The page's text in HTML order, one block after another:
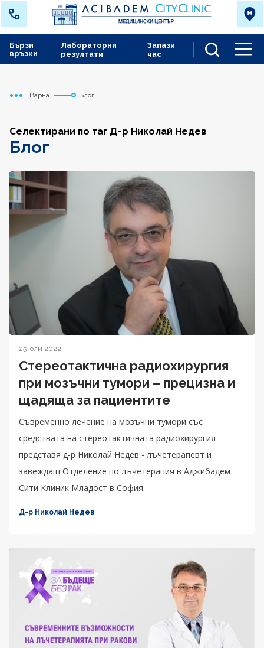
Лабораторни
резултати
Запази
час
Бързи
връзки
Начало
Варна Блог
Селектирани по таг Д-р Николай Недев
Блог
25 юли 2022
Стереотактична радиохирургия
при мозъчни тумори – прецизна и
щадяща за пациентите
Съвременно лечение на мозъчни тумори със
средствата на стереотактичната радиохирургия
представя д-р Николай Недев - лъчетерапевт и
завеждащ Отделение по лъчетерапия в Аджибадем
Сити Клиник Младост в София.
Д-р Николай Недев